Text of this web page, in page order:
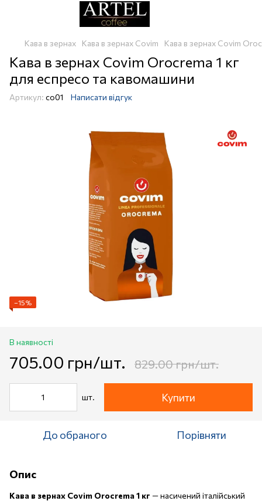
Кава в зернах Кава в зернах Covim Кава в зернах Covim
Кава в зернах Covim Orocrema 1 кг
для еспресо та кавомашини
Артикул: co01 Написати відгук
−15%
В наявності
705.00 грн/шт. 829.00 грн/шт.
шт. Купити
До обраного Порівняти
Опис
Кава в зернах Covim Orocrema 1 кг — насичений італійський